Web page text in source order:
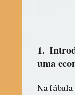
1.
uma
Na fábula